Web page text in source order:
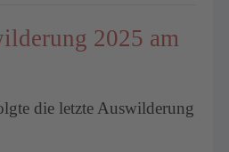
2025 am
die letzte Auswilderung